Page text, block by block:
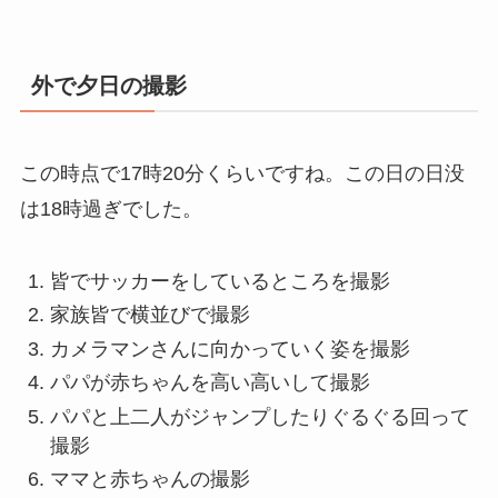
外で夕日の撮影
この時点で17時20分くらいですね。この日の日没
は18時過ぎでした。
皆でサッカーをしているところを撮影
家族皆で横並びで撮影
カメラマンさんに向かっていく姿を撮影
パパが赤ちゃんを高い高いして撮影
パパと上二人がジャンプしたりぐるぐる回って
撮影
ママと赤ちゃんの撮影